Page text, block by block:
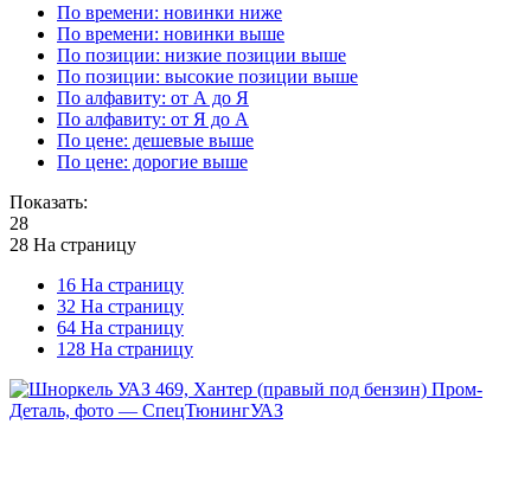
По времени: новинки ниже
По времени: новинки выше
По позиции: низкие позиции выше
По позиции: высокие позиции выше
По алфавиту: от А до Я
По алфавиту: от Я до А
По цене: дешевые выше
По цене: дорогие выше
Показать:
28
28 На страницу
16 На страницу
32 На страницу
64 На страницу
128 На страницу